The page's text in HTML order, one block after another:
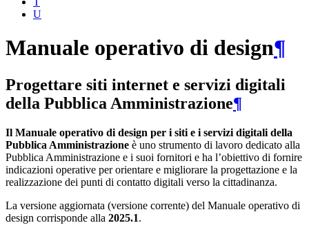
U
Manuale operativo di design¶
Progettare siti internet e servizi digitali
della Pubblica Amministrazione¶
Il Manuale operativo di design per i siti e i servizi digitali della
Pubblica Amministrazione è uno strumento di lavoro dedicato alla
Pubblica Amministrazione e i suoi fornitori e ha l’obiettivo di fornire
indicazioni operative per orientare e migliorare la progettazione e la
realizzazione dei punti di contatto digitali verso la cittadinanza.
La versione aggiornata (versione corrente) del Manuale operativo di
design corrisponde alla 2025.1.